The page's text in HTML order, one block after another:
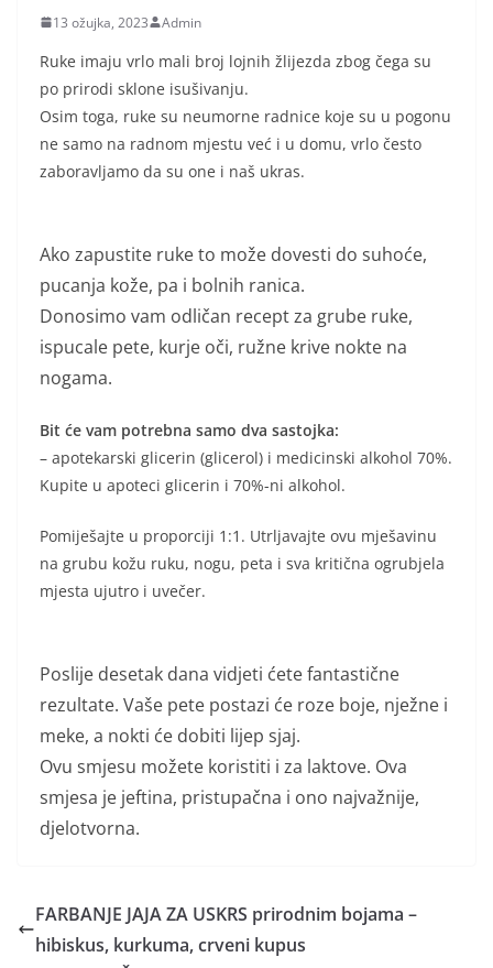
13 ožujka, 2023 Admin
Ruke imaju vrlo mali broj lojnih žlijezda zbog čega su
po prirodi sklone isušivanju.
Osim toga, ruke su neumorne radnice koje su u pogonu
ne samo na radnom mjestu već i u domu, vrlo često
zaboravljamo da su one i naš ukras.
Ako zapustite ruke to može dovesti do suhoće,
pucanja kože, pa i bolnih ranica.
Donosimo vam odličan recept za grube ruke,
ispucale pete, kurje oči, ružne krive nokte na
nogama.
Bit će vam potrebna samo dva sastojka:
– apotekarski glicerin (glicerol) i medicinski alkohol 70%.
Kupite u apoteci glicerin i 70%-ni alkohol.
Pomiješajte u proporciji 1:1. Utrljavajte ovu mješavinu
na grubu kožu ruku, nogu, peta i sva kritična ogrubjela
mjesta ujutro i uvečer.
Poslije desetak dana vidjeti ćete fantastične
rezultate. Vaše pete postazi će roze boje, nježne i
meke, a nokti će dobiti lijep sjaj.
Ovu smjesu možete koristiti i za laktove. Ova
smjesa je jeftina, pristupačna i ono najvažnije,
djelotvorna.
FARBANJE JAJA ZA USKRS prirodnim bojama –
hibiskus, kurkuma, crveni kupus